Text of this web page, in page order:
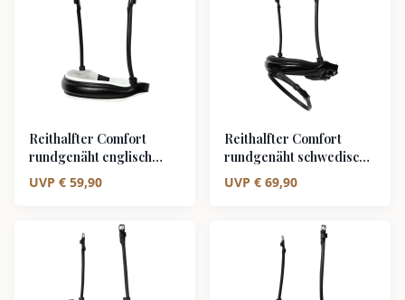
Reithalfter Comfort
rundgenäht englisch
ohne Sperrriemen
schwarz/silber weiß
UVP € 59,90
Reithalfter Comfort
rundgenäht schwedisch
kombiniert
schwarz/silber schwarz
UVP € 69,90